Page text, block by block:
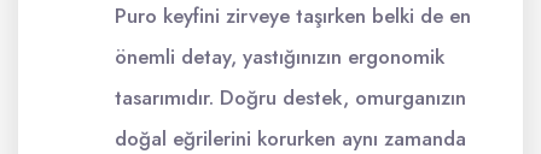
Puro keyfini zirveye taşırken belki de en
önemli detay, yastığınızın ergonomik
tasarımıdır. Doğru destek, omurganızın
doğal eğrilerini korurken aynı zamanda